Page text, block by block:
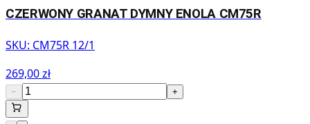
CZERWONY GRANAT DYMNY ENOLA CM75R
SKU: CM75R 12/1
269,00 zł
− +